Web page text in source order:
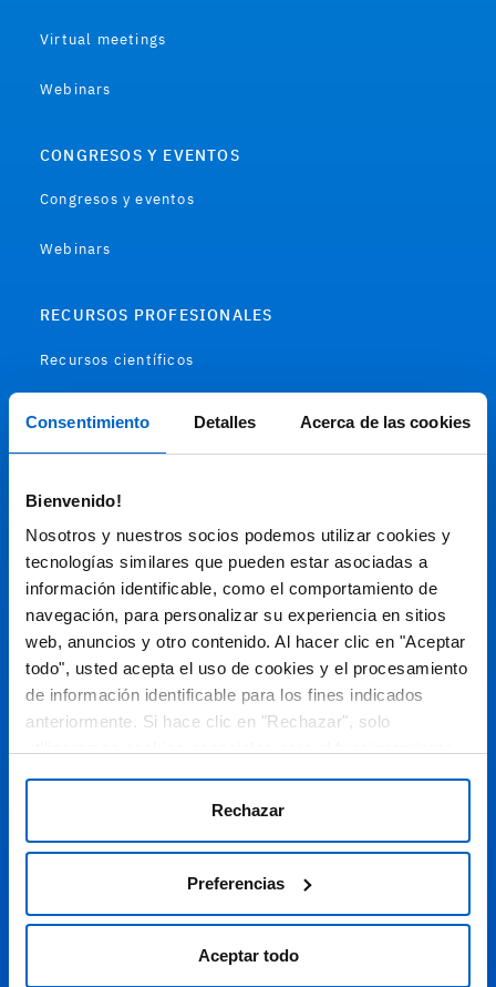
Consentimiento Detalles Acerca de las cookies
Bienvenido!
Nosotros y nuestros socios podemos utilizar cookies y
tecnologías similares que pueden estar asociadas a
información identificable, como el comportamiento de
navegación, para personalizar su experiencia en sitios
web, anuncios y otro contenido. Al hacer clic en "Aceptar
todo", usted acepta el uso de cookies y el procesamiento
de información identificable para los fines indicados
anteriormente. Si hace clic en "Rechazar", solo
del sitio web y no para optimizarlo ni personalizarlo. En
cualquier momento, puede ver, cambiar o retirar su
Cookies" en el pie de página de cada página.
Aceptar todo
Preferencias
Rechazar
Virtual meetings
Webinars
CONGRESOS Y EVENTOS
Congresos y eventos
Webinars
RECURSOS PROFESIONALES
Recursos científicos
Audiovisual
Espacio de Información Médica
© 2026 Amgen S.A. Todos los derechos reservados.
POLÍTICA DE PRIVACIDAD
Este sitio web está orientado a profesionales sanitarios de
España.
SC-ES-CP-00099, SC-ES-CP-00101, SC-ES-AMG145-00103, SC-
ES-CP-00064, SC-ES-CP-00007, SC-ES-CP-00100, SC-ES-
AMG145-00544
Fecha de actualización AGOSTO 2026